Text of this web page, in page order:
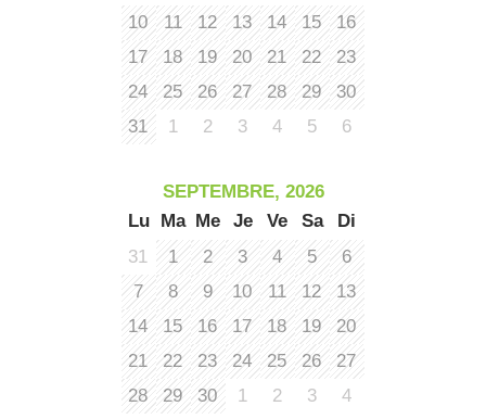
10
11 12 13 14 15
16
17
18 19 20 21 22
23
24
25 26 27 28 29
30
31
1 2 3 4 5 6
SEPTEMBRE, 2026
Lu
Ma Me Je Ve Sa
Di
31
1 2 3 4 5
6
7
8 9 10 11 12
13
14
15 16 17 18 19
20
21
22 23 24 25 26
27
28
29 30 1 2 3
4